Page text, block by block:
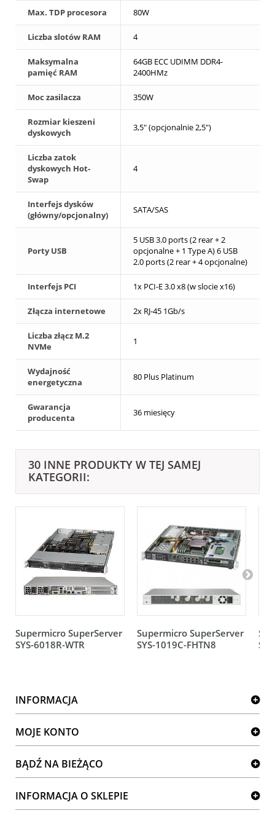
Max. TDP procesora 80W
Liczba slotów RAM 4
Maksymalna
pamięć RAM
64GB ECC UDIMM DDR4-
2400HMz
Moc zasilacza 350W
Rozmiar kieszeni
dyskowych
3,5" (opcjonalnie 2,5")
Liczba zatok
dyskowych Hot-
Swap
4
Interfejs dysków
(główny/opcjonalny)
SATA/SAS
Porty USB
5 USB 3.0 ports (2 rear + 2
opcjonalne + 1 Type A) 6 USB
2.0 ports (2 rear + 4 opcjonalne)
Interfejs PCI 1x PCI-E 3.0 x8 (w slocie x16)
Złącza internetowe 2x RJ-45 1Gb/s
Liczba złącz M.2
NVMe
1
Wydajność
energetyczna
80 Plus Platinum
Gwarancja
producenta
36 miesięcy
30 INNE PRODUKTY W TEJ SAMEJ
KATEGORII:
Supermicro SuperServer
SYS-6018R-WTR
Supermicro SuperServer
SYS-1019C-FHTN8
INFORMACJA
MOJE KONTO
BĄDŹ NA BIEŻĄCO
INFORMACJA O SKLEPIE